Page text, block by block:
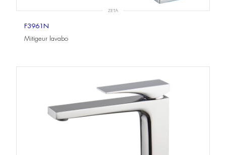
ZETA
F3961N
Mitigeur lavabo